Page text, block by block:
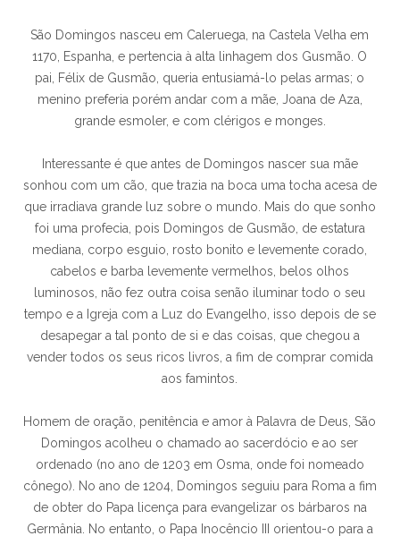
São Domingos nasceu em Caleruega, na Castela Velha em
1170, Espanha, e pertencia à alta linhagem dos Gusmão. O
pai, Félix de Gusmão, queria entusiamá-lo pelas armas; o
menino preferia porém andar com a mãe, Joana de Aza,
grande esmoler, e com clérigos e monges.
Interessante é que antes de Domingos nascer sua mãe
sonhou com um cão, que trazia na boca uma tocha acesa de
que irradiava grande luz sobre o mundo. Mais do que sonho
foi uma profecia, pois Domingos de Gusmão, de estatura
mediana, corpo esguio, rosto bonito e levemente corado,
cabelos e barba levemente vermelhos, belos olhos
luminosos, não fez outra coisa senão iluminar todo o seu
tempo e a Igreja com a Luz do Evangelho, isso depois de se
desapegar a tal ponto de si e das coisas, que chegou a
vender todos os seus ricos livros, a fim de comprar comida
aos famintos.
Homem de oração, penitência e amor à Palavra de Deus, São
Domingos acolheu o chamado ao sacerdócio e ao ser
ordenado (no ano de 1203 em Osma, onde foi nomeado
cônego). No ano de 1204, Domingos seguiu para Roma a fim
de obter do Papa licença para evangelizar os bárbaros na
Germânia. No entanto, o Papa Inocêncio III orientou-o para a